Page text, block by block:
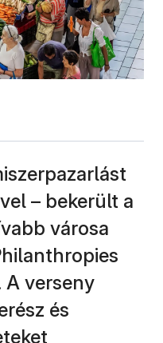
– bekerült a
városa
A verseny
és